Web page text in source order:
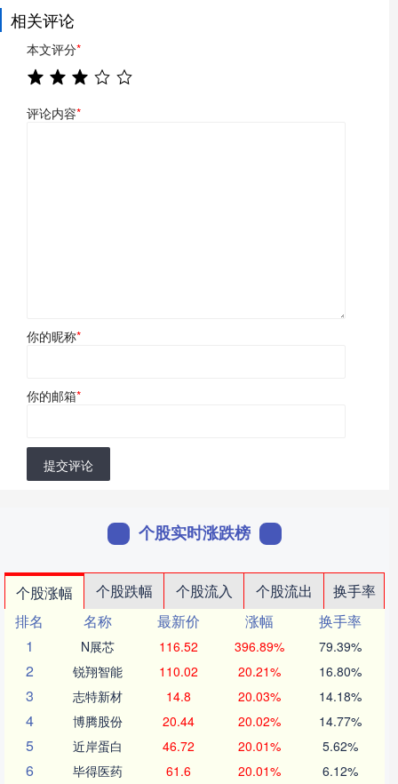
相关评论
本文评分*
评论内容*
你的昵称*
你的邮箱*
提交评论
个股实时涨跌榜
个股涨幅 个股跌幅 个股流入 个股流出
换手率
排名
名称 最新价 涨幅
换手率
1
N展芯 116.52 396.89% 79.39%
2 锐翔智能 110.02 20.21% 16.80%
3 志特新材 14.8 20.03% 14.18%
4 博腾股份 20.44 20.02% 14.77%
5 近岸蛋白 46.72 20.01% 5.62%
6 毕得医药 61.6 20.01% 6.12%